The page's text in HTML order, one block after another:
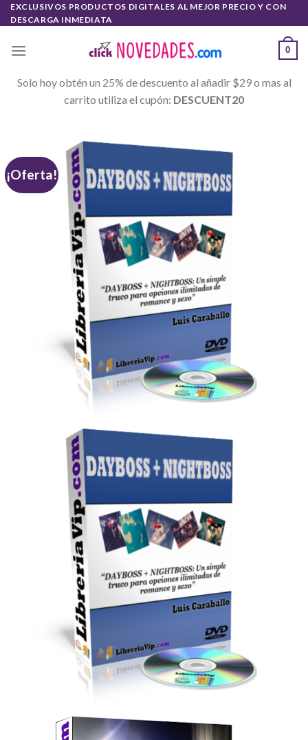
Skip
to
EXCLUSIVOS PRODUCTOS DIGITALES AL MEJOR PRECIO Y CON
DESCARGA INMEDIATA
0
Solo hoy obtén un 25% de descuento al añadir $29 o mas al
carrito utiliza el cupón: DESCUENT20
¡Oferta!